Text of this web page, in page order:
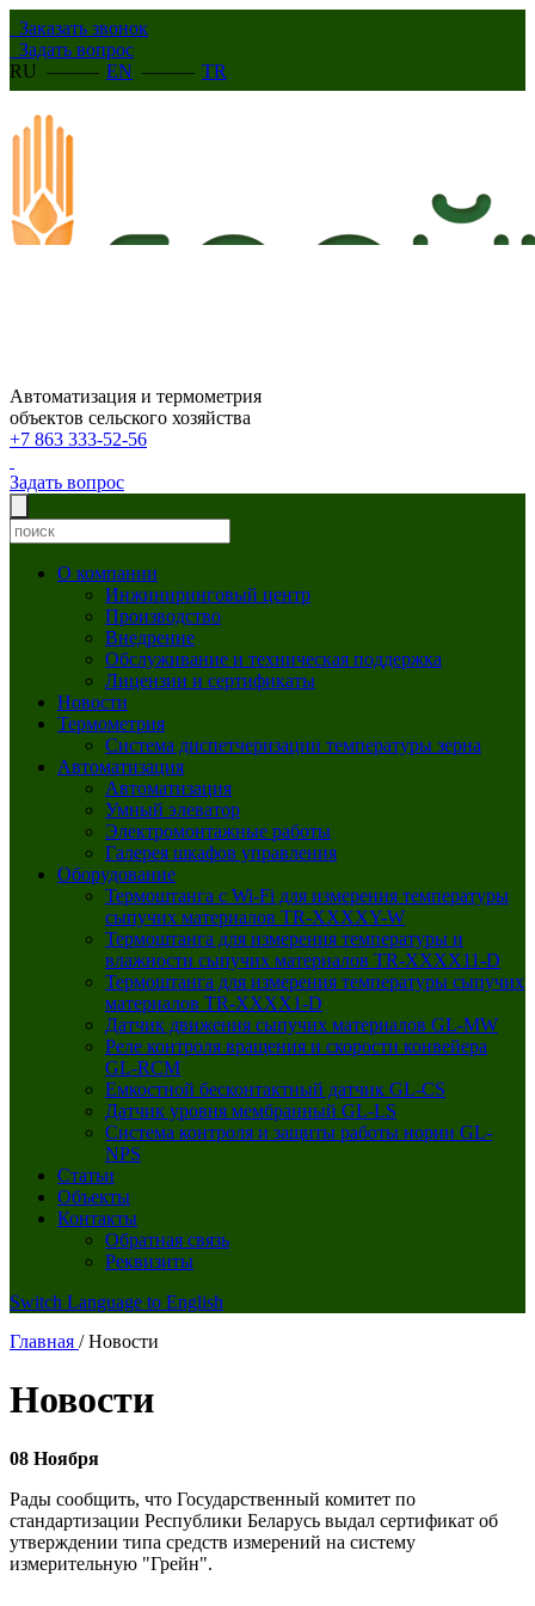
Заказать звонок
Задать вопрос
RU ——— EN ——— TR
Автоматизация и термометрия
объектов сельского хозяйства
+7 863 333-52-56
Задать вопрос
О компании
Инжиниринговый центр
Производство
Внедрение
Обслуживание и техническая поддержка
Лицензии и сертификаты
Новости
Термометрия
Система диспетчеризации температуры зерна
Автоматизация
Автоматизация
Умный элеватор
Электромонтажные работы
Галерея шкафов управления
Оборудование
Термоштанга с Wi-Fi для измерения температуры
сыпучих материалов TR-XXXXY-W
Термоштанга для измерения температуры и
влажности сыпучих материалов TR-XXXX11-D
Термоштанга для измерения температуры сыпучих
материалов TR-XXXX1-D
Датчик движения сыпучих материалов GL‑MW
Реле контроля вращения и скорости конвейера
GL‑RCM
Емкостной бесконтактный датчик GL-CS
Датчик уровня мембранный GL-LS
Система контроля и защиты работы нории GL-
NPS
Статьи
Объекты
Контакты
Обратная связь
Реквизиты
Switch Language to English
Главная /Новости
Новости
08 Ноября
Рады сообщить, что Государственный комитет по
стандартизации Республики Беларусь выдал сертификат об
утверждении типа средств измерений на систему
измерительную "Грейн".